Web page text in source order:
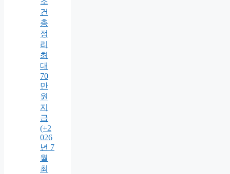
건
총
정
리
최
대
70
만
원
지
급
(+2
026
년 7
월
최